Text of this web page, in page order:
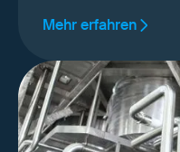
Mehr erfahren